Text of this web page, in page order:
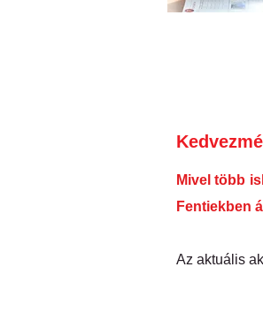
Mivel több
Fentiekben
Az aktuális